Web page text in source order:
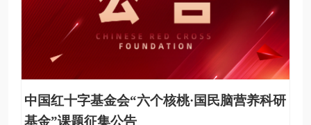
中国红十字基金会“六个核桃·国民脑营养科研
基金”课题征集公告